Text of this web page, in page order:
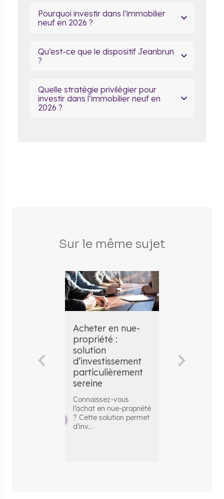
Pourquoi investir dans l’immobilier
neuf en 2026 ?
Qu’est-ce que le dispositif Jeanbrun
?
Quelle stratégie privilégier pour
investir dans l’immobilier neuf en
2026 ?
Sur le même sujet
Acheter en nue-
propriété :
solution
d’investissement
particulièrement
sereine
Connaissez-vous
l’achat en nue-propriété
? Cette solution permet
d’inv...